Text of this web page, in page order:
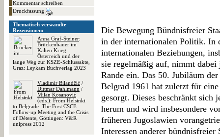
Kommentar schreiben
Druckfassung
Thematisch verwandte
Rezensionen:
Anna Graf-Steiner:
Brückenbauer im
Kalten Krieg.
Österreich und der
lange Weg zur KSZE-Schlussakte,
Graz: Leykam Buchverlag 2023
Vladimir Bilandžić /
Dittmar Dahlmann /
Milan Kosanović
(eds.): From Helsinki
to Belgrade. The First CSCE
Follow-up Meeting and the Crisis
of Détente, Göttingen: V&R
unipress 2012
Die Bewegung Bündnisfreier
in der internationalen Politik. In
internationalen Beziehungen,
sie regelmäßig auf, nimmt
Rande ein. Das 50. Jubiläum
Belgrad 1961 hat zuletzt für
gesorgt. Dieses beschränkt sich
herum und wird insbesondere
früheren Jugoslawien
Interessen anderer